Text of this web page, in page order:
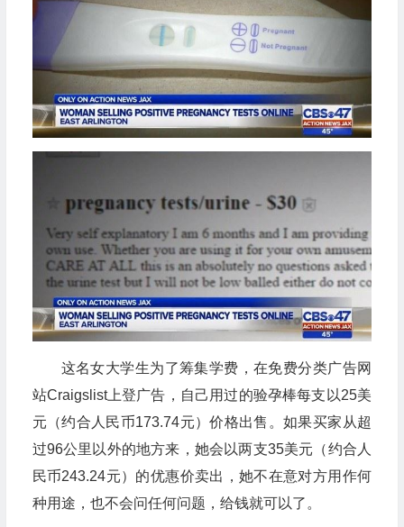
这名女大学生为了筹集学费，在免费分类广告网
站Craigslist上登广告，自己用过的验孕棒每支以25美
元（约合人民币173.74元）价格出售。如果买家从超
过96公里以外的地方来，她会以两支35美元（约合人
民币243.24元）的优惠价卖出，她不在意对方用作何
种用途，也不会问任何问题，给钱就可以了。